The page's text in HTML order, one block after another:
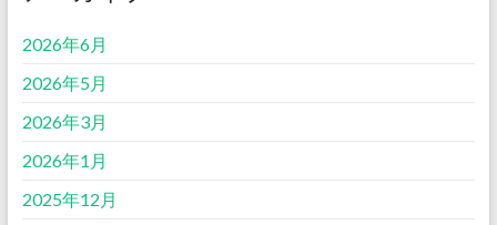
2026年6月
2026年5月
2026年3月
2026年1月
2025年12月